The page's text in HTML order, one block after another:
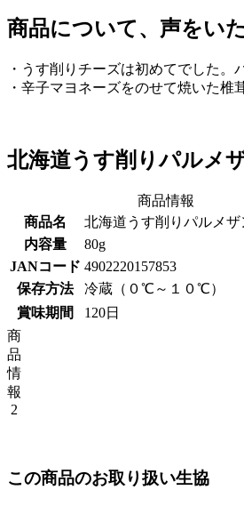
商品について、声をい
・うす削りチーズは初めてでした。
・辛子マヨネーズをのせて焼いた
北海道うす削りパルメ
商品情報
商品名
北海道うす削りパルメザ
内容量
80g
JANコード 4902220157853
保存方法
冷蔵（０℃～１０℃）
賞味期間
120日
商
品
情
報
2
この商品のお取り扱い生協